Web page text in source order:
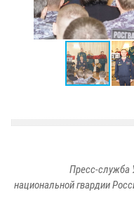
Пресс-служба
национальной гвардии